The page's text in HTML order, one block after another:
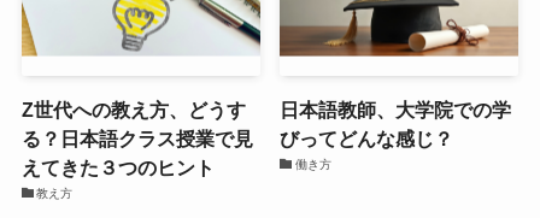
Z世代への教え方、どうす
る？日本語クラス授業で見
えてきた３つのヒント
教え方
日本語教師、大学院での学
びってどんな感じ？
働き方